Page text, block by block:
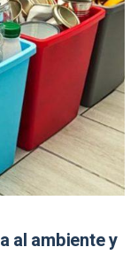
al ambiente y